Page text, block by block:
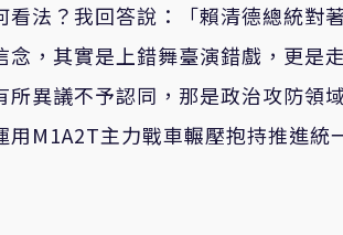
看法？我回答說：「賴清德總統對
念，其實是上錯舞臺演錯戲，更是
所異議不予認同，那是政治攻防領
用M1A2T主力戰車輾壓抱持推進